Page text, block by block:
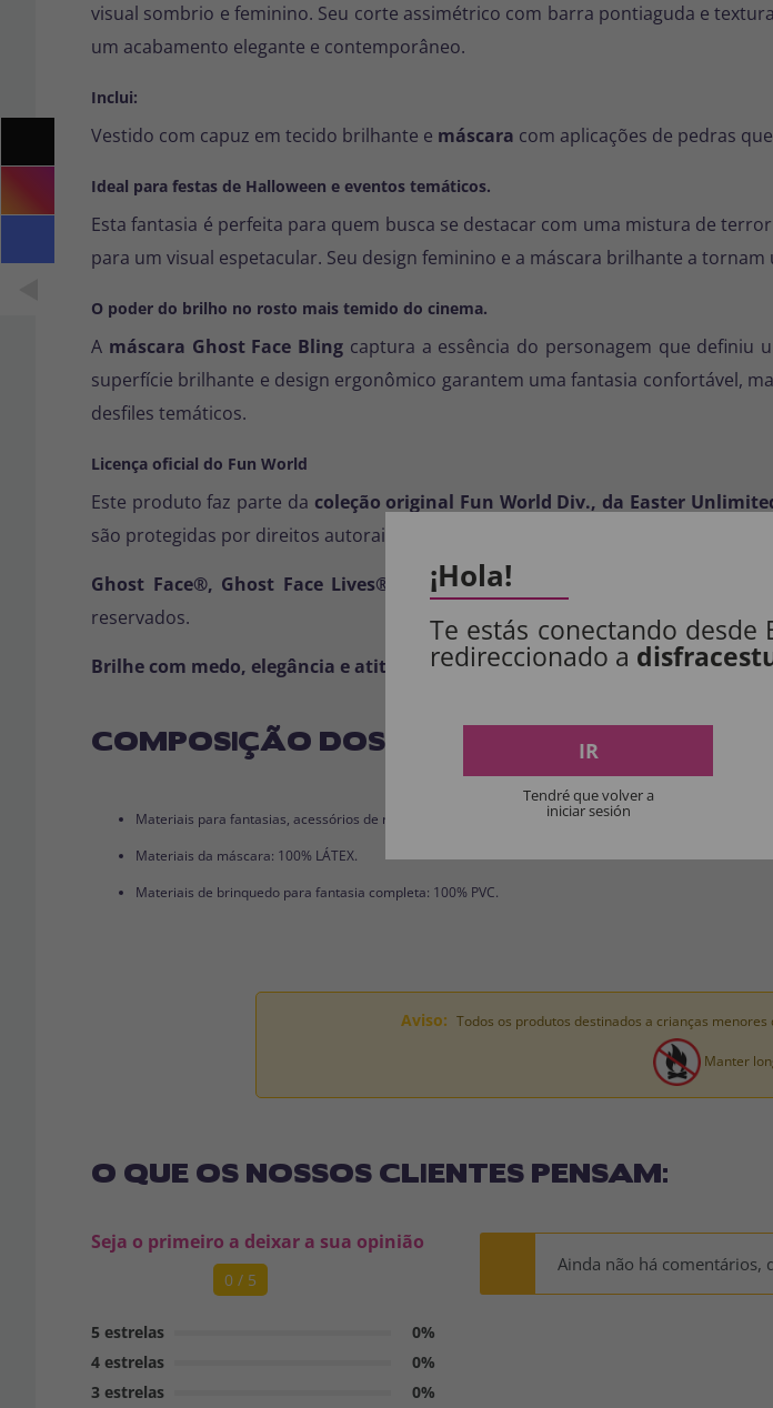
visual sombrio e feminino. Seu corte assimétrico com barra pontiaguda e
um acabamento elegante e contemporâneo.
Inclui:
Vestido com capuz em tecido brilhante e máscara com aplicações de pedras
Ideal para festas de Halloween e eventos temáticos.
Esta fantasia é perfeita para quem busca se destacar com uma mistura de
para um visual espetacular. Seu design feminino e a máscara brilhante a
O poder do brilho no rosto mais temido do cinema.
A máscara Ghost Face Bling captura a essência do personagem que definiu
superfície brilhante e design ergonômico garantem uma fantasia confortável,
desfiles temáticos.
Licença oficial do Fun World
Este produto faz parte da coleção original Fun World Div., da Easter
são protegidas por direitos autorais internacionais e fabricadas sob licença
Ghost Face®, Ghost Face Lives® e The Icon of Halloween®
reservados.
Brilhe com medo, elegância e atitude com a fantasia Ghost Face Bling
COMPOSIÇÃO DOS NOSSOS PRODUTOS:
Materiais para fantasias, acessórios de roupas e perucas: 100% POLIÉSTER.
Materiais da máscara: 100% LÁTEX.
Materiais de brinquedo para fantasia completa: 100% PVC.
Aviso: Todos os produtos destinados a crianças
Manter
O QUE OS NOSSOS CLIENTES PENSAM:
Seja o primeiro a deixar a sua opinião
0 / 5
5 estrelas
0%
4 estrelas
0%
3 estrelas
0%
Ainda não há comentários,
¡Hola!
Te estás conectando desde
redireccionado a
IR
Tendré que volver a
iniciar sesión